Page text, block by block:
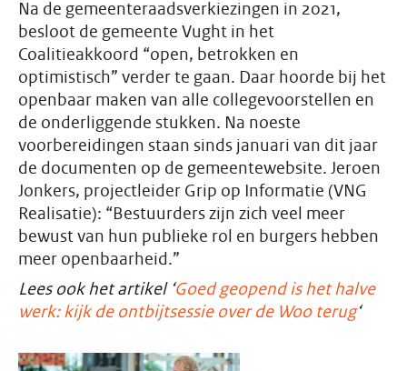
Na de gemeenteraadsverkiezingen in 2021,
besloot de gemeente Vught in het
Coalitieakkoord “open, betrokken en
optimistisch” verder te gaan. Daar hoorde bij het
openbaar maken van alle collegevoorstellen en
de onderliggende stukken. Na noeste
voorbereidingen staan sinds januari van dit jaar
de documenten op de gemeentewebsite. Jeroen
Jonkers, projectleider Grip op Informatie (VNG
Realisatie): “Bestuurders zijn zich veel meer
bewust van hun publieke rol en burgers hebben
meer openbaarheid.”
Lees ook het artikel ‘Goed geopend is het halve
werk: kijk de ontbijtsessie over de Woo terug‘